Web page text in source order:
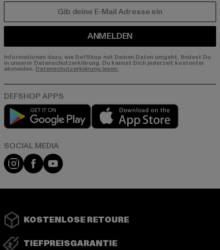
ANMELDEN
Informationen dazu, wie DefShop mit Deinen Daten umgeht, findest Du
in unserer Datenschutzerklärung. Du kannst Dich jederzeit kostenfei
abmelden.Datenschutzerklärung lesen.
Play market
Instagram
FacebookYouTube
KOSTENLOSE RETOURE
TIEFPREISGARANTIE